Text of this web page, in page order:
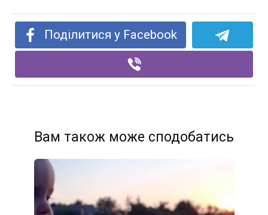
Поділитися у Facebook
Вам також може сподобатись